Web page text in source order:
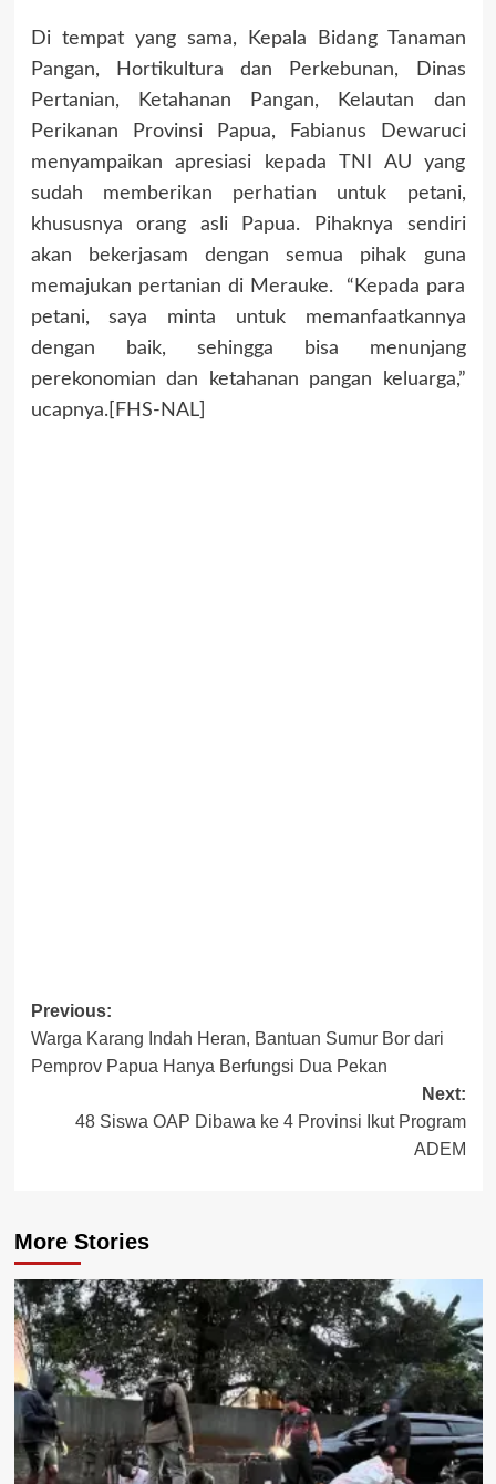
Di tempat yang sama, Kepala Bidang Tanaman
Pangan, Hortikultura dan Perkebunan, Dinas
Pertanian, Ketahanan Pangan, Kelautan dan
Perikanan Provinsi Papua, Fabianus Dewaruci
menyampaikan apresiasi kepada TNI AU yang
sudah memberikan perhatian untuk petani,
khususnya orang asli Papua. Pihaknya sendiri
akan bekerjasam dengan semua pihak guna
memajukan pertanian di Merauke. “Kepada para
petani, saya minta untuk memanfaatkannya
dengan baik, sehingga bisa menunjang
perekonomian dan ketahanan pangan keluarga,”
ucapnya.[FHS-NAL]
Post
navigation
Previous:
Warga Karang Indah Heran, Bantuan Sumur Bor dari
Pemprov Papua Hanya Berfungsi Dua Pekan
Next:
48 Siswa OAP Dibawa ke 4 Provinsi Ikut Program
ADEM
More Stories